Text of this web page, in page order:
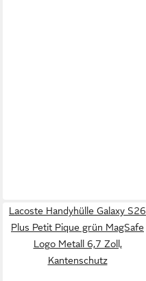
Lacoste Handyhülle Galaxy S26
Plus Petit Pique grün MagSafe
Logo Metall 6,7 Zoll,
Kantenschutz